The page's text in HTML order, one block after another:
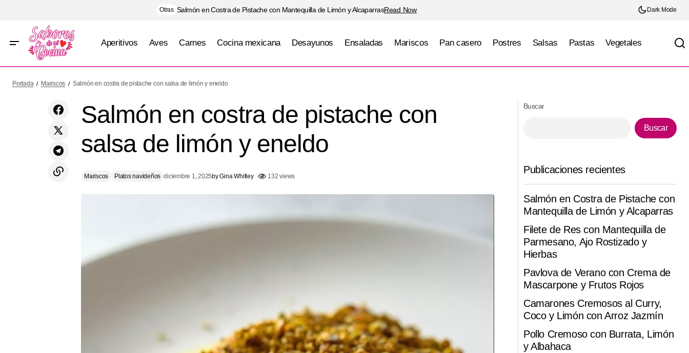
Otras Salmón en Costra de Pistache con Mantequilla de Limón y AlcaparrasRead Now Dark Mode
Aperitivos Aves Carnes Cocina mexicana Desayunos Ensaladas Mariscos Pan casero Postres Salsas Pastas Vegetales
Pasta cremosa de limón y pollo con
alcaparras
Mariscos Platos navideños
Portada Mariscos Salmón en costra de pistache con salsa de limón y eneldo
Salmón en costra de pistache con
salsa de limón y eneldo
Mariscos Platos navideños diciembre 1, 2025byGina Whitley 132 views
Buscar
Buscar
Publicaciones recientes
Salmón en Costra de Pistache con
Mantequilla de Limón y Alcaparras
Filete de Res con Mantequilla de
Parmesano, Ajo Rostizado y
Hierbas
Pavlova de Verano con Crema de
Mascarpone y Frutos Rojos
Camarones Cremosos al Curry,
Coco y Limón con Arroz Jazmín
Pollo Cremoso con Burrata, Limón
y Albahaca